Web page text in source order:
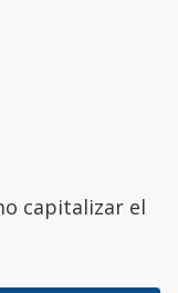
capitalizar el